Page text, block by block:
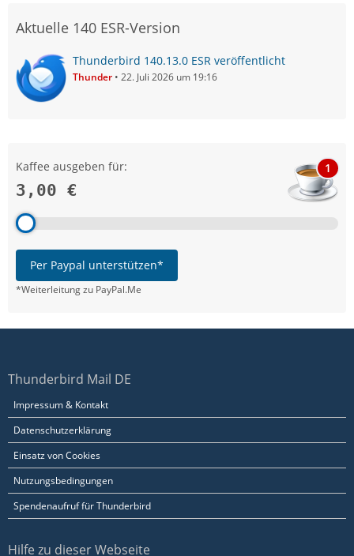
Aktuelle 140 ESR-Version
Thunderbird 140.13.0 ESR veröffentlicht
Thunder 22. Juli 2026 um 19:16
Kaffee ausgeben für:
3,00 €
1
Per Paypal unterstützen*
*Weiterleitung zu PayPal.Me
Thunderbird Mail DE
Impressum & Kontakt
Datenschutzerklärung
Einsatz von Cookies
Nutzungsbedingungen
Spendenaufruf für Thunderbird
Hilfe zu dieser Webseite